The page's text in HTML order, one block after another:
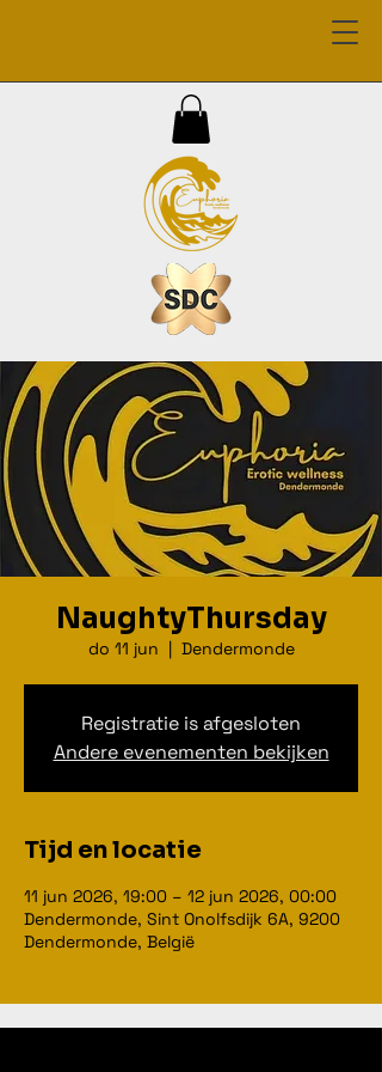
NaughtyThursday
do 11 jun
  |
Dendermonde
Registratie is afgesloten
Andere evenementen bekijken
Tijd en locatie
11 jun 2026, 19:00 – 12 jun 2026, 00:00
Dendermonde, Sint Onolfsdijk 6A, 9200
Dendermonde, België